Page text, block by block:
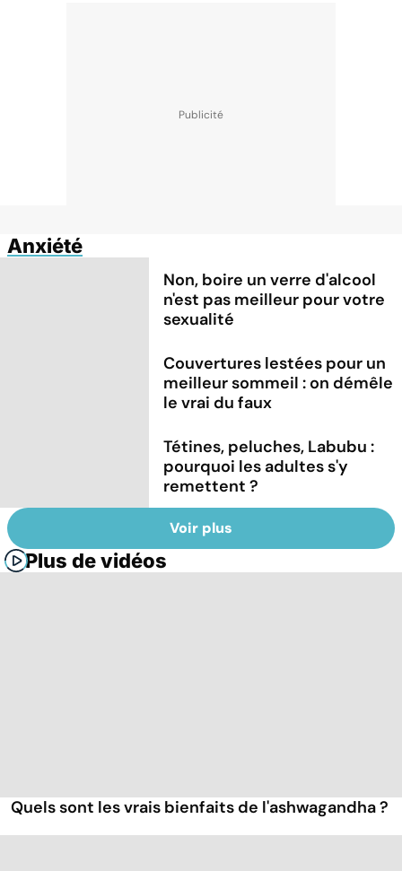
Anxiété
Non, boire un verre d'alcool
n'est pas meilleur pour votre
sexualité
Couvertures lestées pour un
meilleur sommeil : on démêle
le vrai du faux
Tétines, peluches, Labubu :
pourquoi les adultes s'y
remettent ?
Voir plus
Plus de vidéos
Quels sont les vrais bienfaits de l'ashwagandha ?